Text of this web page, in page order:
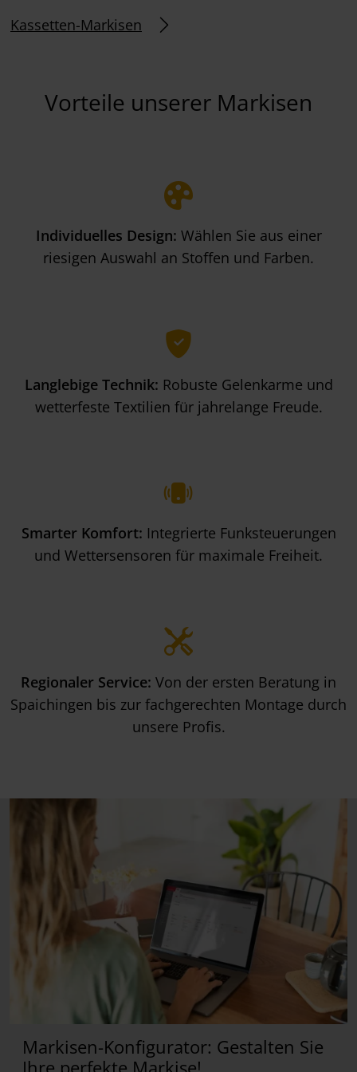
Kassetten-Markisen
Vorteile unserer Markisen
Individuelles Design: Wählen Sie aus einer
riesigen Auswahl an Stoffen und Farben.
Langlebige Technik: Robuste Gelenkarme und
wetterfeste Textilien für jahrelange Freude.
Smarter Komfort: Integrierte Funksteuerungen
und Wettersensoren für maximale Freiheit.
Regionaler Service: Von der ersten Beratung in
Spaichingen bis zur fachgerechten Montage durch
unsere Profis.
Markisen-Konfigurator: Gestalten Sie